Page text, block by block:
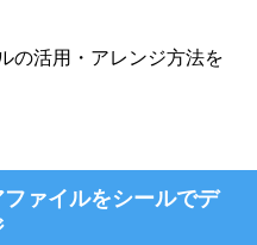
の活用・アレンジ方法を
ァイルをシールでデ